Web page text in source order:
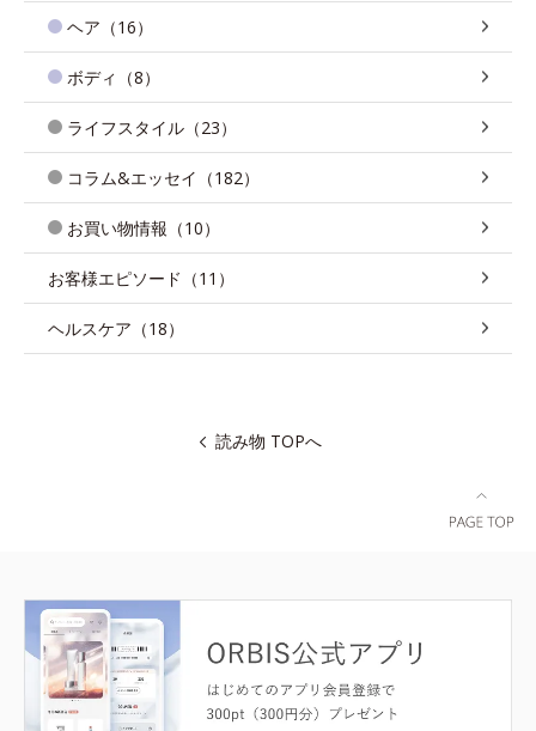
ヘア（16）
ボディ（8）
ライフスタイル（23）
コラム&エッセイ（182）
お買い物情報（10）
お客様エピソード（11）
ヘルスケア（18）
読み物 TOPへ